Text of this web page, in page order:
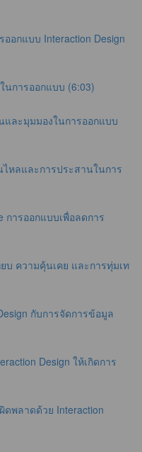
อกแบบ Interaction Design
การออกแบบ (6:03)
และมุมมองในการออกแบบ
ไหลและการประสานในการ
การออกแบบเพื่อลดการ
บ ความคุ้นเคย และการทุ่มเท
กับการจัดการข้อมูล
Design ให้เกิดการ
ดพลาดด้วย Interaction